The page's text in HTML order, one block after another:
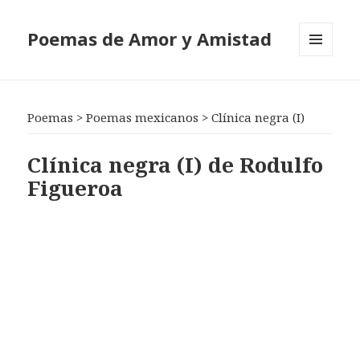
Poemas de Amor y Amistad
Poemas >Poemas mexicanos >Clínica negra (I)
Clínica negra (I) de Rodulfo
Figueroa